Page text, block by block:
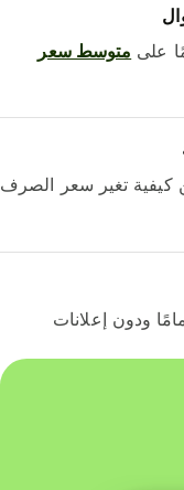
علىمتوسط ​​سعر
تغير سعر الصرف
ودون إعلانات